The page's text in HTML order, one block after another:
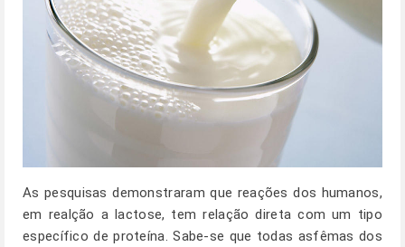
As pesquisas demonstraram que reações dos humanos,
em realção a lactose, tem relação direta com um tipo
específico de proteína. Sabe-se que todas asfêmas dos